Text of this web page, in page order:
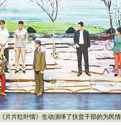
片红叶情》生动演绎了扶贫干部的为民情